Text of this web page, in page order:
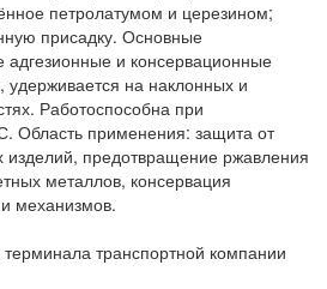
петролатумом и церезином;
присадку. Основные
адгезионные и консервационные
удерживается на наклонных и
Работоспособна при
Область применения: защита от
изделий, предотвращение ржавления
металлов, консервация
механизмов.
транспортной компании